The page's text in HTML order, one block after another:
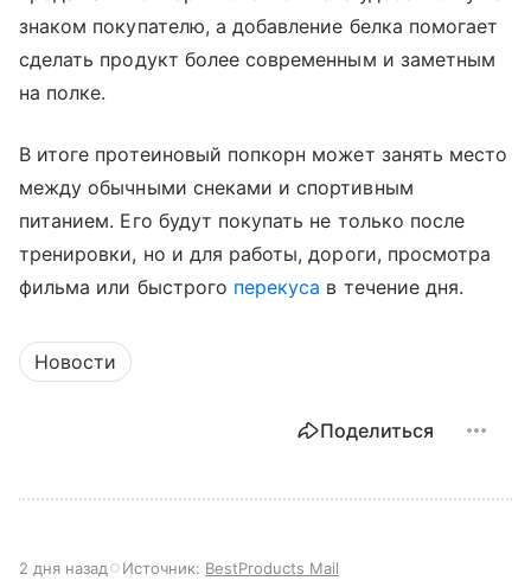
знаком покупателю, а добавление белка помогает
сделать продукт более современным и заметным
на полке.
В итоге протеиновый попкорн может занять место
между обычными снеками и спортивным
питанием. Его будут покупать не только после
тренировки, но и для работы, дороги, просмотра
фильма или быстрого перекуса в течение дня.
Новости
Поделиться
2 дня назад Источник: BestProducts Mail